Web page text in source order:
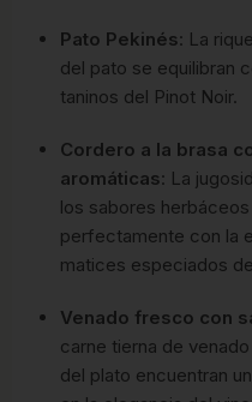
Pato Pekinés: La
del pato se equilibran
taninos del Pinot Noir.
Cordero a la brasa
aromáticas: La
los sabores
perfectamente con la
matices especiados
Venado fresco con
carne tierna de
del plato encuentran